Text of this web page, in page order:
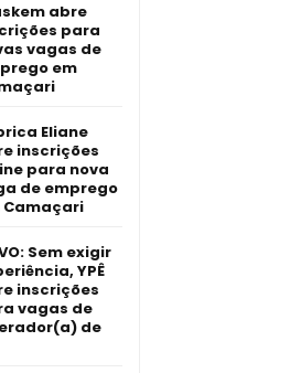
abre
para
vagas de
em
Eliane
inscrições
para nova
de emprego
Camaçari
Sem exigir
YPÊ
inscrições
vagas de
de